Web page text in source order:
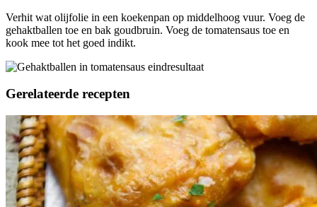
Verhit wat olijfolie in een koekenpan op middelhoog vuur. Voeg de
gehaktballen toe en bak goudbruin. Voeg de tomatensaus toe en
kook mee tot het goed indikt.
Gerelateerde recepten